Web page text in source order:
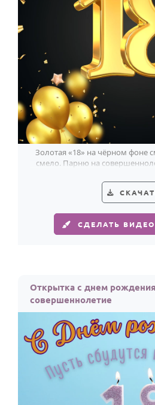
Золотая «18» на чёрном фоне
смело. Парню на
СДЕЛАТЬ
Открытка с днем рождения
совершеннолетие